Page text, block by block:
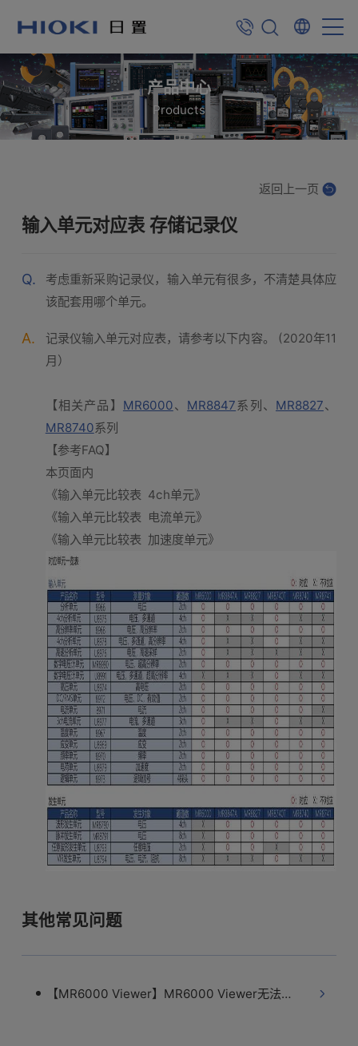
产品中心
Products
输入单元对应表 存储记录仪
返回上一页
Q.
考虑重新采购记录仪，输入单元有很多，不清楚具体应
该配套用哪个单元。
A.
记录仪输入单元对应表，请参考以下内容。 (2020年11
月）
【相关产品】 MR6000、 MR8847 系列、 MR8827、
MR8740系列
【参考FAQ】
本页面内
《输入单元比较表 4ch单元》
《输入单元比较表 电流单元》
《输入单元比较表 加速度单元》
其他常见问题
【MR6000 Viewer】MR6000 Viewer无法安装